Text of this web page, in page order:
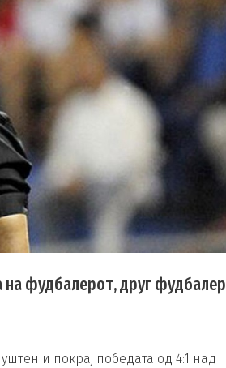
на фудбалерот, друг фудбалер
и покрај победата од 4:1 над